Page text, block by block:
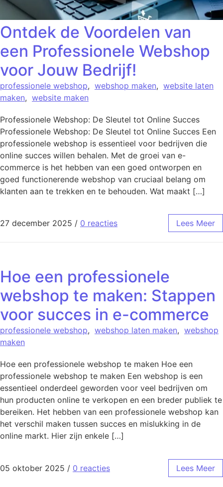
Ontdek de Voordelen van
een Professionele Webshop
voor Jouw Bedrijf!
professionele webshop, webshop maken, website laten
maken, website maken
Professionele Webshop: De Sleutel tot Online Succes
Professionele Webshop: De Sleutel tot Online Succes Een
professionele webshop is essentieel voor bedrijven die
online succes willen behalen. Met de groei van e-
commerce is het hebben van een goed ontworpen en
goed functionerende webshop van cruciaal belang om
klanten aan te trekken en te behouden. Wat maakt […]
27 december 2025 / 0 reacties Lees Meer
Hoe een professionele
webshop te maken: Stappen
voor succes in e-commerce
professionele webshop, webshop laten maken, webshop
maken
Hoe een professionele webshop te maken Hoe een
professionele webshop te maken Een webshop is een
essentieel onderdeel geworden voor veel bedrijven om
hun producten online te verkopen en een breder publiek te
bereiken. Het hebben van een professionele webshop kan
het verschil maken tussen succes en mislukking in de
online markt. Hier zijn enkele […]
05 oktober 2025 / 0 reacties Lees Meer